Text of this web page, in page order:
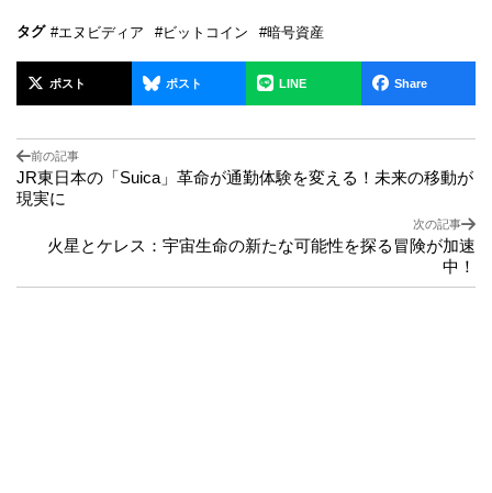
タグ #エヌビディア #ビットコイン #暗号資産
ポスト ポスト LINE Share
前の記事
JR東日本の「Suica」革命が通勤体験を変える！未来の移動が
現実に
次の記事
火星とケレス：宇宙生命の新たな可能性を探る冒険が加速
中！